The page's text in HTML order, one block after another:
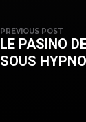
PREVIOUS POST
LE PASINO
SOUS